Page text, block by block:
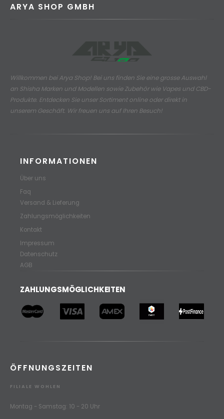
ARYA SHOP GMBH
Willkommen bei Arya Shop! Bei uns finden Sie eine grosse Auswahl
an Shisha Marken und Modellen sowie Zubehör wie Vapes und CBD-
Produkte. Entdecken Sie unser Sortiment online oder direkt in
unserem Geschäft. Wir freuen uns auf Ihren Besuch!
INFORMATIONEN
Über uns
Faq
Versand & Lieferung
Zahlungsmöglichkeiten
Kontakt
Impressum
Datenschutz
AGB
ZAHLUNGSMÖGLICHKEITEN
ÖFFNUNGSZEITEN
FILIALE WOHLEN
Montag - Samstag: 10 - 20 Uhr